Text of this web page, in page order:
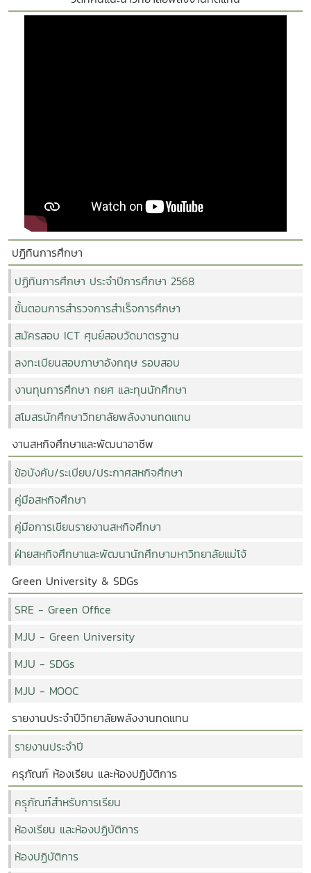
ปฏิทินการศึกษา
ปฏิทินการศึกษา ประจำปีการศึกษา 2568
ขั้นตอนการสำรวจการสำเร็จการศึกษา
สมัครสอบ ICT ศุนย์สอบวัดมาตรฐาน
ลงทะเบียนสอบภาษาอังกฤษ รอบสอบ
งานทุนการศึกษา กยศ และทุนนักศึกษา
สโมสรนักศึกษาวิทยาลัยพลังงานทดแทน
งานสหกิจศึกษาและพัฒนาอาชีพ
ข้อบังคับ/ระเบียบ/ประกาศสหกิจศึกษา
คู่มือสหกิจศึกษา
คู่มือการเขียนรายงานสหกิจศึกษา
ฝ่ายสหกิจศึกษาและพัฒนานักศึกษามหาวิทยาลัยแม่โจ้
Green University & SDGs
SRE - Green Office
MJU - Green University
MJU - SDGs
MJU - MOOC
รายงานประจำปีวิทยาลัยพลังงานทดแทน
รายงานประจำปี
ครุภัณฑ์ ห้องเรียน และห้องปฏิบัติการ
ครุุภัณฑ์สำหรับการเรียน
ห้องเรียน และห้องปฏิบัติการ
ห้องปฏิบัติการ